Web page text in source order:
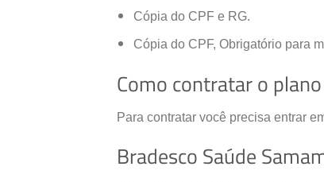
Cópia do CPF e RG.
Cópia do CPF, Obrigatório para
Como contratar o
Para contratar você precisa entrar
Bradesco Saúde